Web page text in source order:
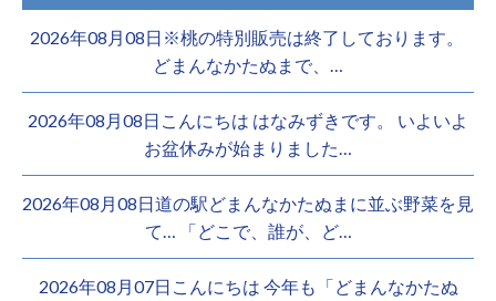
2026年08月08日※桃の特別販売は終了しております。 ️
どまんなかたぬまで、…
2026年08月08日こんにちは はなみずきです。 いよいよ
お盆休みが始まりました…
2026年08月08日道の駅どまんなかたぬまに並ぶ野菜を見
て… 「どこで、誰が、ど…
2026年08月07日こんにちは 今年も「どまんなかたぬ